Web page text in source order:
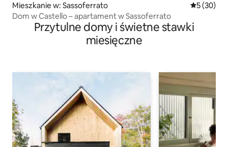
Mieszkanie w: Sassoferrato Średnia
5 (30)
Dom w Castello – apartament w Sassoferrato
Przytulne domy i świetne stawki
miesięczne